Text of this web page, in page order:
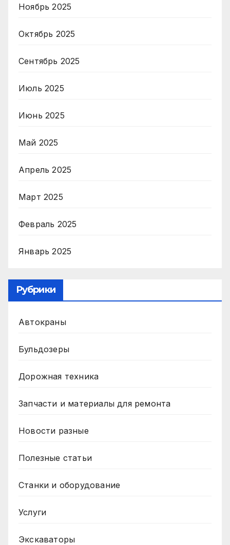
Ноябрь 2025
Октябрь 2025
Сентябрь 2025
Июль 2025
Июнь 2025
Май 2025
Апрель 2025
Март 2025
Февраль 2025
Январь 2025
Рубрики
Автокраны
Бульдозеры
Дорожная техника
Запчасти и материалы для ремонта
Новости разные
Полезные статьи
Станки и оборудование
Услуги
Экскаваторы